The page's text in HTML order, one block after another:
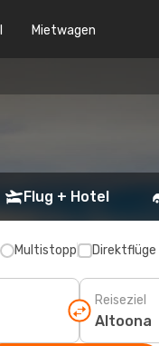
Mietwagen
Flug + Hotel
Multistopp Direktflüge
Reiseziel